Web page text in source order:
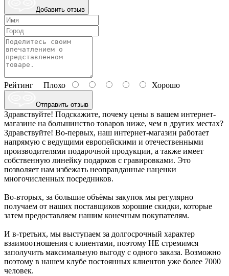
Добавить отзыв
Рейтинг Плохо Хорошо
Отправить отзыв
Здравствуйте! Подскажите, почему цены в вашем интернет-
магазине на большинство товаров ниже, чем в других местах?
Здравствуйте! Во-первых, наш интернет-магазин работает
напрямую с ведущими европейскими и отечественными
производителями подарочной продукции, а также имеет
собственную линейку подарков с гравировками. Это
позволяет нам избежать неоправданные наценки
многочисленных посредников.
Во-вторых, за большие объёмы закупок мы регулярно
получаем от наших поставщиков хорошие скидки, которые
затем предоставляем нашим конечным покупателям.
И в-третьих, мы выступаем за долгосрочный характер
взаимоотношения с клиентами, поэтому НЕ стремимся
заполучить максимальную выгоду с одного заказа. Возможно
поэтому в нашем клубе постоянных клиентов уже более 7000
человек.